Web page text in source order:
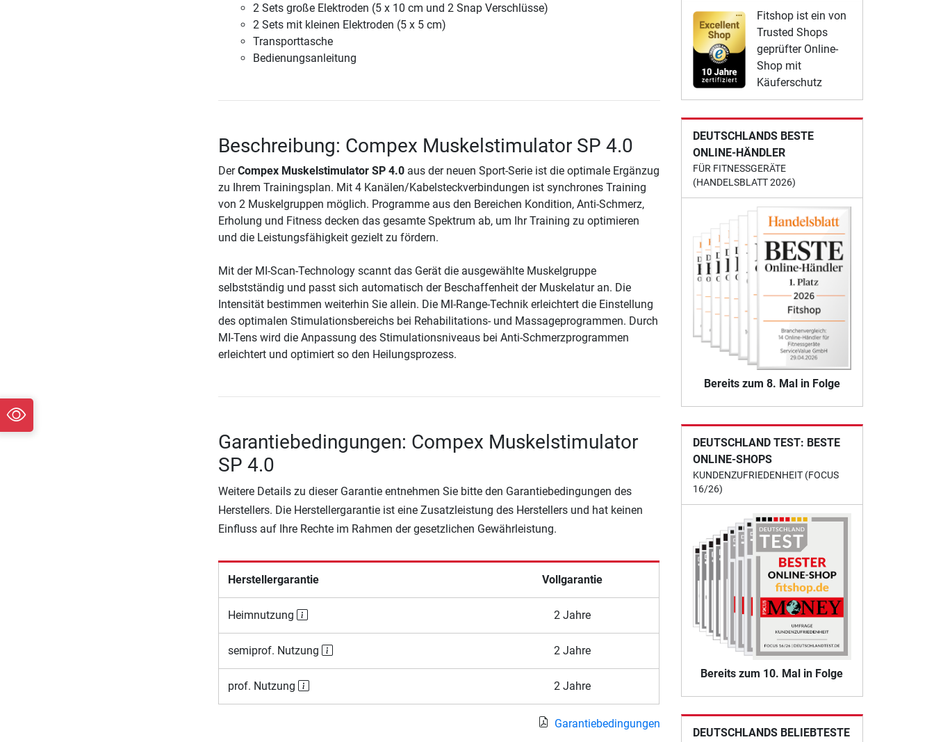
2 Sets große Elektroden (5 x 10 cm und 2 Snap Verschlüsse)
2 Sets mit kleinen Elektroden (5 x 5 cm)
Transporttasche
Bedienungsanleitung
Beschreibung: Compex Muskelstimulator SP 4.0
DerCompex Muskelstimulator SP 4.0aus der neuen Sport-Serie ist die optimale Ergänzug
zu Ihrem Trainingsplan. Mit 4 Kanälen/Kabelsteckverbindungen ist synchrones Training
von 2 Muskelgruppen möglich. Programme aus den Bereichen Kondition, Anti-Schmerz,
Erholung und Fitness decken das gesamte Spektrum ab, um Ihr Training zu optimieren
und die Leistungsfähigkeit gezielt zu fördern.
Mit der MI-Scan-Technology scannt das Gerät die ausgewählte Muskelgruppe
selbstständig und passt sich automatisch der Beschaffenheit der Muskelatur an. Die
Intensität bestimmen weiterhin Sie allein. Die MI-Range-Technik erleichtert die Einstellung
des optimalen Stimulationsbereichs bei Rehabilitations- und Massageprogrammen. Durch
MI-Tens wird die Anpassung des Stimulationsniveaus bei Anti-Schmerzprogrammen
erleichtert und optimiert so den Heilungsprozess.
Garantiebedingungen: Compex Muskelstimulator
SP 4.0
Weitere Details zu dieser Garantie entnehmen Sie bitte den Garantiebedingungen des
Herstellers. Die Herstellergarantie ist eine Zusatzleistung des Herstellers und hat keinen
Einfluss auf Ihre Rechte im Rahmen der gesetzlichen Gewährleistung.
Herstellergarantie Vollgarantie
Heimnutzung 2 Jahre
semiprof. Nutzung 2 Jahre
prof. Nutzung 2 Jahre
Garantiebedingungen
Fitshop ist ein von
Trusted Shops
geprüfter Online-
Shop mit
Käuferschutz
DEUTSCHLANDS BESTE
ONLINE-HÄNDLER
FÜR FITNESSGERÄTE
(HANDELSBLATT 2026)
Bereits zum 8. Mal in Folge
DEUTSCHLAND TEST: BESTE
ONLINE-SHOPS
KUNDENZUFRIEDENHEIT (FOCUS
16/26)
Bereits zum 10. Mal in Folge
DEUTSCHLANDS BELIEBTESTE